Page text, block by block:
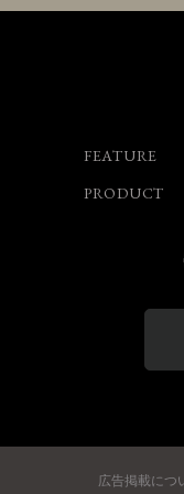
FEATURE
PRODUCT
広告掲載につ